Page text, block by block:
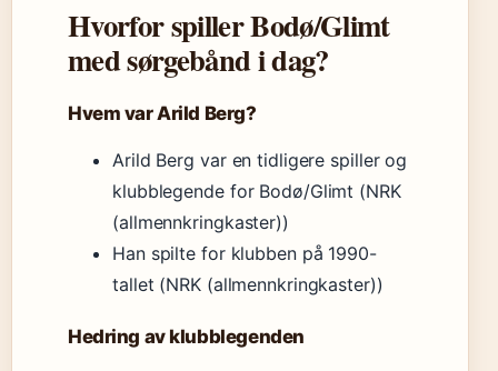
Hvorfor spiller Bodø/Glimt
med sørgebånd i dag?
Hvem var Arild Berg?
Arild Berg var en tidligere spiller og
klubblegende for Bodø/Glimt (NRK
(allmennkringkaster))
Han spilte for klubben på 1990-
tallet (NRK (allmennkringkaster))
Hedring av klubblegenden